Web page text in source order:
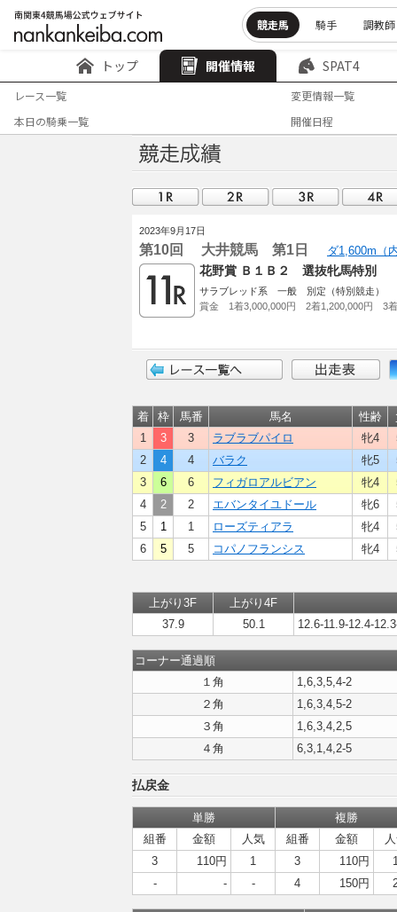
競走馬 騎手 調教師
トップ 開催情報 SPAT4
レース一覧
変更情報一覧
本日の騎乗一覧
開催日程
2023年9月17日
第10回 大井競馬 第1日 ダ1,600m（
花野賞 Ｂ１Ｂ２ 選抜牝馬特別
サラブレッド系 一般 別定（特別競走）
賞金 1着3,000,000円 2着1,200,000円 3
着 枠 馬番 馬名 性齢
1
3 3 ラブラブパイロ 牝4
2
4 4 バラク 牝5
3
6 6 フィガロアルビアン 牝4
4
2 2 エバンタイユドール 牝6
5
1 1 ローズティアラ 牝4
6
5 5 コパノフランシス 牝4
上がり3F
上がり4F
37.9
50.1 12.6-11.9-12.4-
コーナー通過順
１角
1,6,3,5,4-2
２角
1,6,3,4,5-2
３角
1,6,3,4,2,5
４角
6,3,1,4,2-5
払戻金
単勝
複勝
組番
金額 人気 組番 金額
3
110円 1 3 110円
-
- - 4 150円